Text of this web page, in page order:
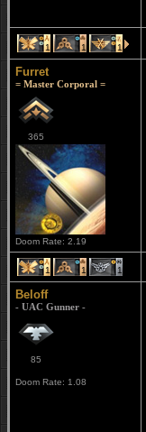
1 1 1
Furret
= Master Corporal =
365
Doom Rate: 2.19
1 1 1
Beloff
- UAC Gunner -
85
Doom Rate: 1.08